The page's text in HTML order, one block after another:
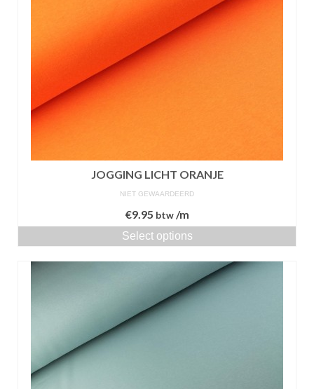
JOGGING LICHT ORANJE
NIET GEWAARDEERD
€9.95 btw/m
Select options